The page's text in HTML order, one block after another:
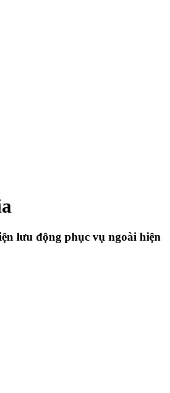
lưu động phục vụ ngoài hiện